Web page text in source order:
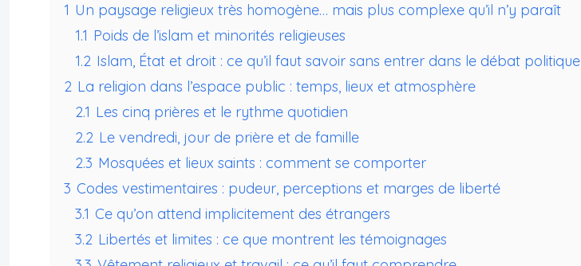
1 Un paysage religieux très homogène… mais plus complexe qu’il n’y paraît
1.1 Poids de l’islam et minorités religieuses
1.2 Islam, État et droit : ce qu’il faut savoir sans entrer dans le débat politique
2 La religion dans l’espace public : temps, lieux et atmosphère
2.1 Les cinq prières et le rythme quotidien
2.2 Le vendredi, jour de prière et de famille
2.3 Mosquées et lieux saints : comment se comporter
3 Codes vestimentaires : pudeur, perceptions et marges de liberté
3.1 Ce qu’on attend implicitement des étrangers
3.2 Libertés et limites : ce que montrent les témoignages